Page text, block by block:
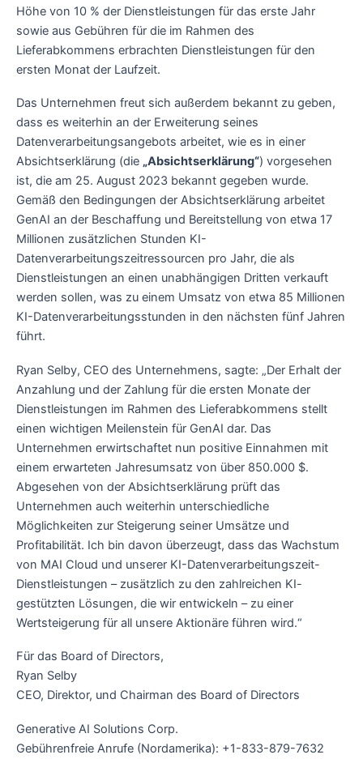
Höhe von 10 % der Dienstleistungen für das erste Jahr
sowie aus Gebühren für die im Rahmen des
Lieferabkommens erbrachten Dienstleistungen für den
ersten Monat der Laufzeit.
Das Unternehmen freut sich außerdem bekannt zu geben,
dass es weiterhin an der Erweiterung seines
Datenverarbeitungsangebots arbeitet, wie es in einer
Absichtserklärung (die „Absichtserklärung“) vorgesehen
ist, die am 25. August 2023 bekannt gegeben wurde.
Gemäß den Bedingungen der Absichtserklärung arbeitet
GenAI an der Beschaffung und Bereitstellung von etwa 17
Millionen zusätzlichen Stunden KI-
Datenverarbeitungszeitressourcen pro Jahr, die als
Dienstleistungen an einen unabhängigen Dritten verkauft
werden sollen, was zu einem Umsatz von etwa 85 Millionen
KI-Datenverarbeitungsstunden in den nächsten fünf Jahren
führt.
Ryan Selby, CEO des Unternehmens, sagte: „Der Erhalt der
Anzahlung und der Zahlung für die ersten Monate der
Dienstleistungen im Rahmen des Lieferabkommens stellt
einen wichtigen Meilenstein für GenAI dar. Das
Unternehmen erwirtschaftet nun positive Einnahmen mit
einem erwarteten Jahresumsatz von über 850.000 $.
Abgesehen von der Absichtserklärung prüft das
Unternehmen auch weiterhin unterschiedliche
Möglichkeiten zur Steigerung seiner Umsätze und
Profitabilität. Ich bin davon überzeugt, dass das Wachstum
von MAI Cloud und unserer KI-Datenverarbeitungszeit-
Dienstleistungen – zusätzlich zu den zahlreichen KI-
gestützten Lösungen, die wir entwickeln – zu einer
Wertsteigerung für all unsere Aktionäre führen wird.“
Für das Board of Directors,‎
Ryan Selby
CEO, Direktor, und Chairman des Board of Directors
Generative AI Solutions Corp.
Gebührenfreie Anrufe (Nordamerika): +1-833-879-7632‎